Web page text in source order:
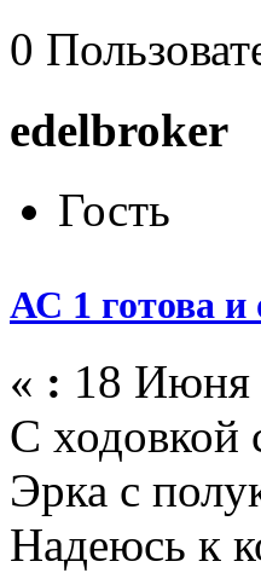
0
edelbroker
Гость
АС 1 готова
« : 18 Июня
С ходовкой
Эрка с
Надеюсь к